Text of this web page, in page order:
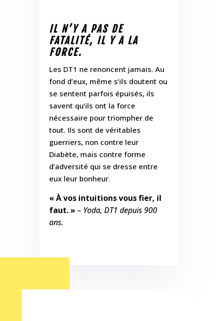
IL N’Y A PAS DE
FATALITÉ, IL Y A LA
FORCE.
Les DT1 ne renoncent jamais. Au
fond d’eux, même s’ils doutent ou
se sentent parfois épuisés, ils
savent qu’ils ont la force
nécessaire pour triompher de
tout. Ils sont de véritables
guerriers, non contre leur
Diabète, mais contre forme
d’adversité qui se dresse entre
eux leur bonheur.
« À vos intuitions vous fier, il
faut. » – Yoda, DT1 depuis 900
ans.